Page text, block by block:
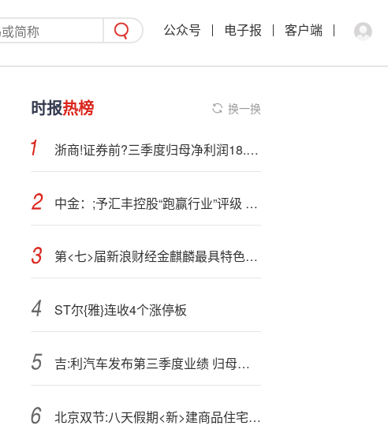
公众号 电子报 客户端
时报热榜 换一换
浙商!证券前?三季度归母净利润18.92亿元，同比增长49.57%
中金：;予汇丰控股“跑赢行业”评级 目标价111.9港元
第<七>届新浪财经金麒麟最具特色研究机构：第一名东吴证券 第二名国联民生证券（荣誉榜）
ST尔{雅}连收4个涨停板
吉:利汽车发布第三季度业绩 归母净利润38.2亿元同比增加59%
北京双节:八天假期<新>建商品住宅网签418套 同比增长53%